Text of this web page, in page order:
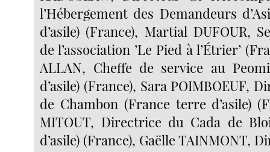
l’Hébergement des Demandeurs
d’asile) (France), Martial DUFOUR,
de l’association ’Le Pied à l’Étrier’
ALLAN, Cheffe de service au
d’asile) (France), Sara POIMBOEUF,
de Chambon (France terre d’asile)
MITOUT, Directrice du Cada de
d’asile) (France), Gaëlle TAINMONT,